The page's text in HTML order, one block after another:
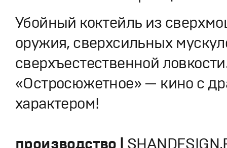
Убойный коктейль из
оружия, сверхсильных
сверхъестественной
«Остросюжетное» — кино с
характером!
производство |